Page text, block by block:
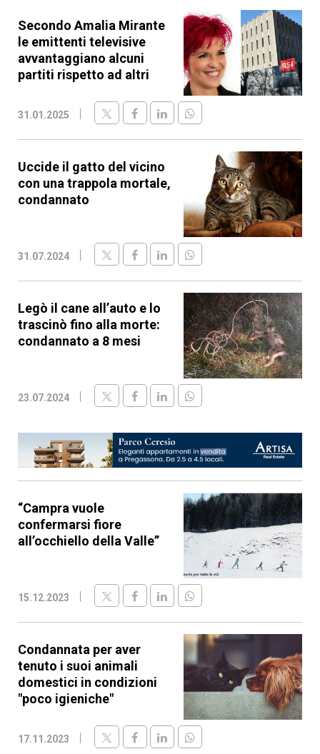
Secondo Amalia Mirante
le emittenti televisive
avvantaggiano alcuni
partiti rispetto ad altri
31.01.2025
Uccide il gatto del vicino
con una trappola mortale,
condannato
31.07.2024
Legò il cane all’auto e lo
trascinò fino alla morte:
condannato a 8 mesi
23.07.2024
“Campra vuole
confermarsi fiore
all’occhiello della Valle”
15.12.2023
Condannata per aver
tenuto i suoi animali
domestici in condizioni
"poco igieniche"
17.11.2023